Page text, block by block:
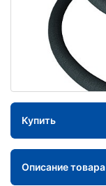
Купить
Описание товара